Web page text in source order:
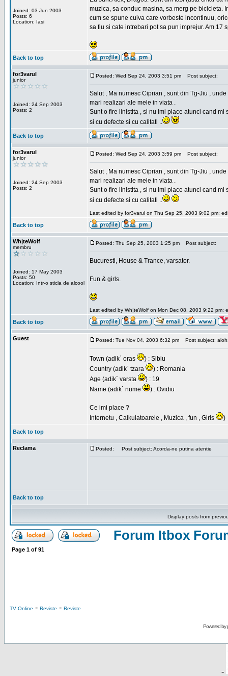
Joined: 03 Jun 2003
Posts: 6
Location: Iasi
muzica, sa conduc masina, sa merg pe bicicleta.
cum se spune cuiva care vorbeste incontinuu,
sa fiu si cate intrebari pot sa pun imprejur. Am 17
Back to top
for3varul
junior
Joined: 24 Sep 2003
Posts: 2
Posted: Wed Sep 24, 2003 3:51 pm Post subject:
Salut , Ma numesc Ciprian , sunt din Tg-Jiu ,
mari realizari ale mele in viata .
Sunt o fire linistita , si nu imi place atunci cand
si cu defecte si cu calitati ..
Back to top
for3varul
junior
Joined: 24 Sep 2003
Posts: 2
Posted: Wed Sep 24, 2003 3:59 pm Post subject:
Salut , Ma numesc Ciprian , sunt din Tg-Jiu ,
mari realizari ale mele in viata .
Sunt o fire linistita , si nu imi place atunci cand
si cu defecte si cu calitati ..
Last edited by for3varul on Thu Sep 25, 2003 9:02 pm;
Back to top
Wh|teWolf
membru
Joined: 17 May 2003
Posts: 50
Location: Intr-o sticla de alcool
Posted: Thu Sep 25, 2003 1:25 pm Post subject:
Bucuresti, House & Trance, varsator.
Fun & girls.
Last edited by Wh|teWolf on Mon Dec 08, 2003 9:22 pm;
Back to top
Guest Posted: Tue Nov 04, 2003 6:32 pm Post subject:
Town (adik` oras
) : Sibiu
Country (adik` tzara
) : Romania
Age (adik` varsta
) : 19
Name (adik` nume
) : Ovidiu
Ce imi place ?
Internetu , Calkulatoarele , Muzica , fun , Girls
)
Back to top
Reclama Posted: Post subject: Acorda-ne putina atentie
Back to top
Display posts from
Forum Itbox
Page 1 of 91
TV Online - Reviste - Reviste
Powered by
-